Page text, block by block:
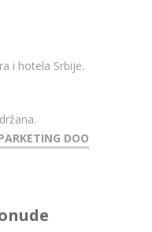
i hotela Srbije.
DOO